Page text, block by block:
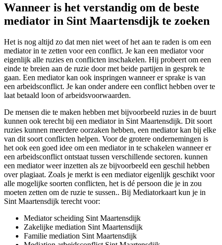
Wanneer is het verstandig om de beste
mediator in Sint Maartensdijk te zoeken
Het is nog altijd zo dat men niet weet of het aan te raden is om een
mediator in te zetten voor een conflict. Je kan een mediator voor
eigenlijk alle ruzies en conflicten inschakelen. Hij probeert om een
einde te breien aan de ruzie door met beide partijen in gesprek te
gaan. Een mediator kan ook inspringen wanneer er sprake is van
een arbeidsconflict. Je kan onder andere een conflict hebben over te
laat betaald loon of arbeidsvoorwaarden.
De mensen die te maken hebben met bijvoorbeeld ruzies in de buurt
kunnen ook terecht bij een mediator in Sint Maartensdijk. Dit soort
ruzies kunnen meerdere oorzaken hebben, een mediator kan bij elke
van dit soort conflicten helpen. Voor de grotere ondernemingen is
het ook een goed idee om een mediator in te schakelen wanneer er
een arbeidsconflict ontstaat tussen verschillende sectoren. kunnen
een mediator weer inzetten als ze bijvoorbeeld een geschil hebben
over plagiaat. Zoals je merkt is een mediator eigenlijk geschikt voor
alle mogelijke soorten conflicten, het is dé persoon die je in zou
moeten zetten om de ruzie te sussen.. Bij Mediatorkaart kun je in
Sint Maartensdijk terecht voor:
Mediator scheiding Sint Maartensdijk
Zakelijke mediation Sint Maartensdijk
Familie mediation Sint Maartensdijk